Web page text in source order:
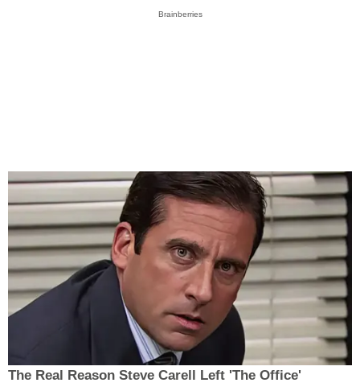
Brainberries
The Real Reason Steve Carell Left 'The Office'